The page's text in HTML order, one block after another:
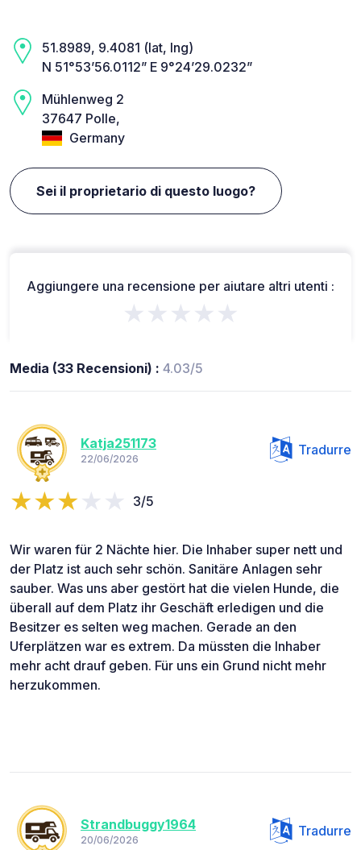
51.8989, 9.4081 (lat, lng)
N 51°53’56.0112” E 9°24’29.0232”
Mühlenweg 2
37647 Polle,
Germany
Sei il proprietario di questo luogo?
Aggiungere una recensione per aiutare altri utenti :
★★★★★
Media (33 Recensioni) : 4.03/5
Katja251173
22/06/2026
Tradurre
3/5
Wir waren für 2 Nächte hier. Die Inhaber super nett und
der Platz ist auch sehr schön. Sanitäre Anlagen sehr
sauber. Was uns aber gestört hat die vielen Hunde, die
überall auf dem Platz ihr Geschäft erledigen und die
Besitzer es selten weg machen. Gerade an den
Uferplätzen war es extrem. Da müssten die Inhaber
mehr acht drauf geben. Für uns ein Grund nicht mehr
herzukommen.
Strandbuggy1964
20/06/2026
Tradurre